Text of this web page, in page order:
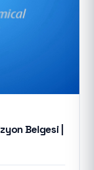
Belgesi |